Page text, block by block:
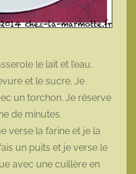
le lait et l’eau.
et le sucre. Je
un torchon. Je réserve
de minutes.
verse la farine et je la
un puits et je verse le
avec une cuillère en